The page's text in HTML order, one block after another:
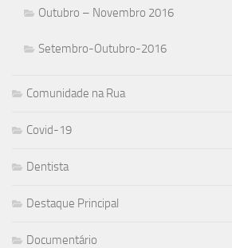
Outubro – Novembro 2016
Setembro-Outubro-2016
Comunidade na Rua
Covid-19
Dentista
Destaque Principal
Documentário